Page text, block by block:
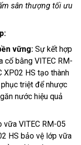
sân thượng tối ưu
vững: Sự kết hợp
cố bằng VITEC RM-
XP02 HS tạo thành
triệt để nhược
nước hiệu quả
vữa VITEC RM-05
HS bảo vệ lớp vữa